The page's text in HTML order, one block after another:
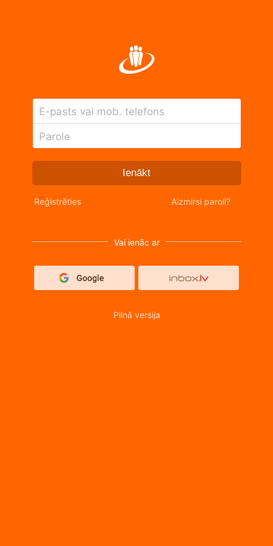
E-pasts vai mob. telefons
Parole
Ienākt
Reģistrēties Aizmirsi paroli?
Vai ienāc ar
Pilnā versija